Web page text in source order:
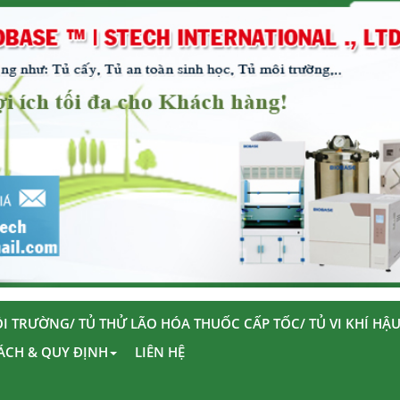
TRƯỜNG/ TỦ THỬ LÃO HÓA THUỐC CẤP TỐC/ TỦ VI KHÍ
& QUY ĐỊNH
LIÊN HỆ